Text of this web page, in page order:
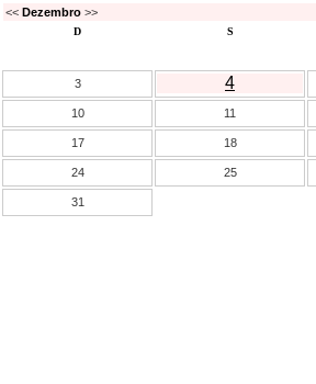
<< Dezembro >>
D S
3 4
10 11
17 18
24 25
31